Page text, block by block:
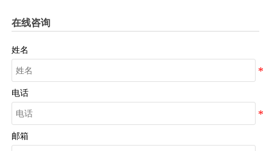
在线咨询
姓名
电话
邮箱